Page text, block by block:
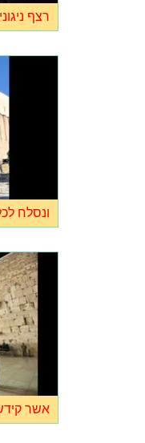
רצף
ונסלח
אשר